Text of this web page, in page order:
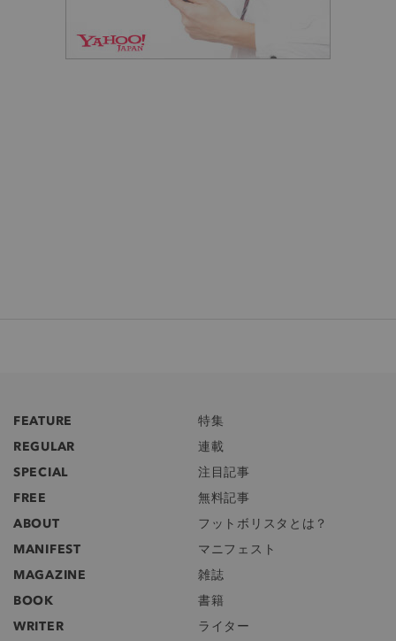
FEATURE
特集
REGULAR
連載
SPECIAL
注目記事
FREE
無料記事
ABOUT
フットボリスタとは？
MANIFEST
マニフェスト
MAGAZINE
雑誌
BOOK
書籍
WRITER
ライター